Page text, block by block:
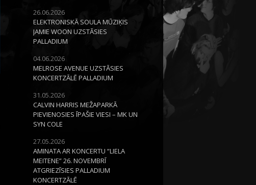
26.06.2026
ELEKTRONISKĀ SOULA MŪZIĶIS
JAMIE WOON UZSTĀSIES
PALLADIUM
04.06.2026
MELROSE AVENUE UZSTĀSIES
KONCERTZĀLĒ PALLADIUM
31.05.2026
CALVIN HARRIS MEŽAPARKĀ
PIEVIENOSIES ĪPAŠIE VIESI – MK UN
SYN COLE
27.05.2026
AMINATA AR KONCERTU “LIELA
MEITENE” 26. NOVEMBRĪ
ATGRIEZĪSIES PALLADIUM
KONCERTZĀLĒ